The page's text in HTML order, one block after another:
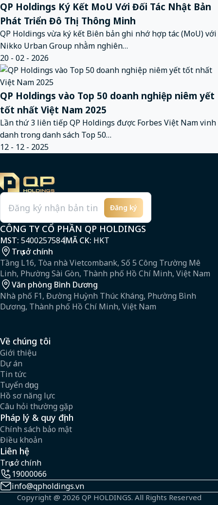
QP Holdings Ký Kết MoU Với Đối Tác Nhật Bản
Phát Triển Đô Thị Thông Minh
QP Holdings vừa ký kết Biên bản ghi nhớ hợp tác (MoU) với
Nikko Urban Group nhằm nghiên…
20 - 02 - 2026
QP Holdings vào Top 50 doanh nghiệp niêm yết
tốt nhất Việt Nam 2025
Lần thứ 3 liên tiếp QP Holdings được Forbes Việt Nam vinh
danh trong danh sách Top 50…
12 - 12 - 2025
Email Đăng ký
CÔNG TY CỔ PHẦN QP HOLDINGS
MST: 5400257584MÃ CK: HKT
Trụ sở chính
Tầng L16, Tòa nhà Vietcombank, Số 5 Công Trường Mê
Linh, Phường Sài Gòn, Thành phố Hồ Chí Minh, Việt Nam
Văn phòng Bình Dương
Nhà phố F1, Đường Huỳnh Thúc Kháng, Phường Bình
Dương, Thành phố Hồ Chí Minh, Việt Nam
Về chúng tôi
Giới thiệu
Dự án
Tin tức
Tuyển dụng
Hồ sơ năng lực
Câu hỏi thường gặp
Pháp lý & quy định
Chính sách bảo mật
Điều khoản
Liên hệ
Trụ sở chính
19000066
info@qpholdings.vn
Copyright @ 2026 QP HOLDINGS. All Rights Reserved